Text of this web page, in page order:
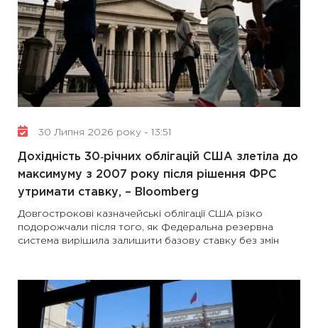
30 Липня 2026 року - 13:51
Дохідність 30‑річних облігацій США злетіла до
максимуму з 2007 року після рішення ФРС
утримати ставку, – Bloomberg
Довгострокові казначейські облігації США різко
подорожчали після того, як Федеральна резервна
система вирішила залишити базову ставку без змін